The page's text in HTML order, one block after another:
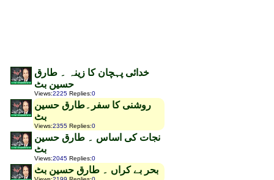
خدائی پہچان کا زینہ ۔ طارق
حسین بٹ
Views:2225 Replies:0
روشنی کا سفر۔طارق حسین
بٹ
Views:2355 Replies:0
نجات کی اساس ۔ طارق حسین
بٹ
Views:2045 Replies:0
بحر بے کراں ۔ طارق حسین بٹ